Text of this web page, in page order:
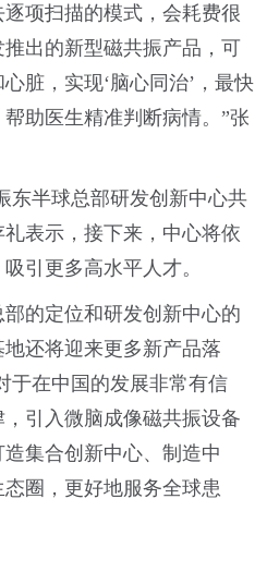
项扫描的模式，会耗费很
出的新型磁共振产品，可
脏，实现‘脑心同治’，最快
助医生精准判断病情。”张
东半球总部研发创新中心共
表示，接下来，中心将依
引更多高水平人才。
的定位和研发创新中心的
还将迎来更多新产品落
于在中国的发展非常有信
引入微脑成像磁共振设备
集合创新中心、制造中
圈，更好地服务全球患